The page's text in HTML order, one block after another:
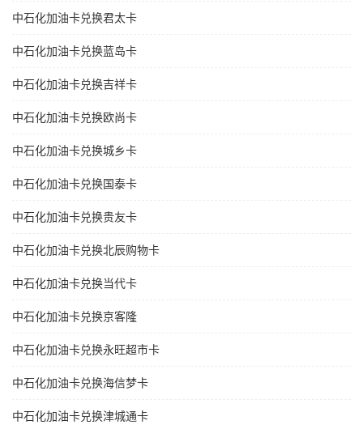
中石化加油卡兑换君太卡
中石化加油卡兑换蓝岛卡
中石化加油卡兑换吉祥卡
中石化加油卡兑换欧尚卡
中石化加油卡兑换城乡卡
中石化加油卡兑换国泰卡
中石化加油卡兑换贵友卡
中石化加油卡兑换北辰购物卡
中石化加油卡兑换当代卡
中石化加油卡兑换京客隆
中石化加油卡兑换永旺超市卡
中石化加油卡兑换海信梦卡
中石化加油卡兑换津城通卡